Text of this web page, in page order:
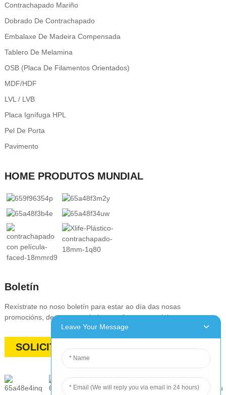
Contrachapado Mariño
Dobrado De Contrachapado
Embalaxe De Madeira Compensada
Tablero De Melamina
OSB (placa De Filamentos Orientados)
MDF/HDF
LVL / LVB
Placa Ignífuga HPL
Pel De Porta
Pavimento
HOME PRODUTOS MUNDIAL
Boletín
Rexístrate no noso boletín para estar ao día das nosas
promocións, descontos, rebaixas e ofertas especiais
SOLICITA UN PRESUPUESTO
Leave Your Message